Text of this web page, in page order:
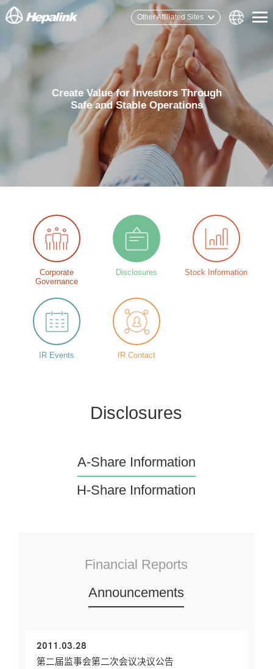
Other Affiliated Sites
Create Value for Investors Through
Safe and Stable Operations
Corporate
Governance
Disclosures Stock Information
IR Events IR Contact
Disclosures
A-Share Information
H-Share Information
Financial Reports
Announcements
2011.03.28
第二届监事会第二次会议决议公告